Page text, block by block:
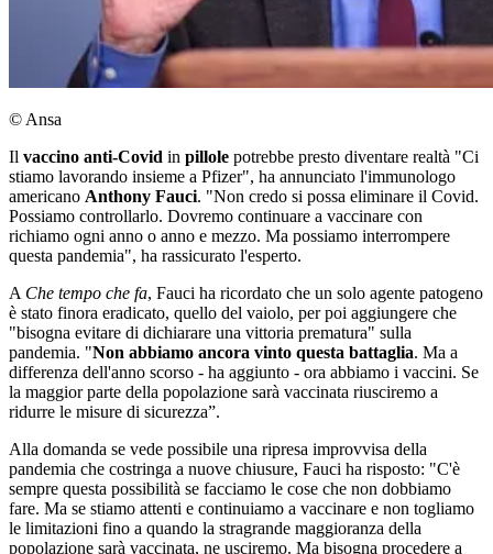
© Ansa
Il vaccino anti-Covid in pillole potrebbe presto diventare realtà "Ci
stiamo lavorando insieme a Pfizer", ha annunciato l'immunologo
americano Anthony Fauci. "Non credo si possa eliminare il Covid.
Possiamo controllarlo. Dovremo continuare a vaccinare con
richiamo ogni anno o anno e mezzo. Ma possiamo interrompere
questa pandemia", ha rassicurato l'esperto.
A Che tempo che fa, Fauci ha ricordato che un solo agente patogeno
è stato finora eradicato, quello del vaiolo, per poi aggiungere che
"bisogna evitare di dichiarare una vittoria prematura" sulla
pandemia. "Non abbiamo ancora vinto questa battaglia. Ma a
differenza dell'anno scorso - ha aggiunto - ora abbiamo i vaccini. Se
la maggior parte della popolazione sarà vaccinata riusciremo a
ridurre le misure di sicurezza”.
Alla domanda se vede possibile una ripresa improvvisa della
pandemia che costringa a nuove chiusure, Fauci ha risposto: "C'è
sempre questa possibilità se facciamo le cose che non dobbiamo
fare. Ma se stiamo attenti e continuiamo a vaccinare e non togliamo
le limitazioni fino a quando la stragrande maggioranza della
popolazione sarà vaccinata, ne usciremo. Ma bisogna procedere a